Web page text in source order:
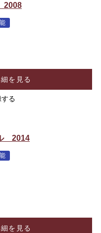
2008
を見る
る
2014
を見る